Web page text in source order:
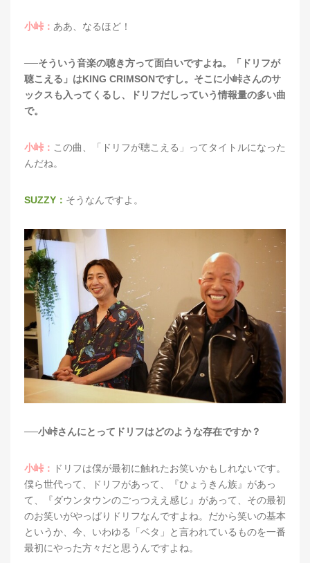
小峠： ああ、なるほど！
──そういう音楽の聴き方って面白いですよね。「ドリフが
聴こえる」はKING CRIMSONですし。そこに小峠さんのサ
ックスも入ってくるし、ドリフだしっていう情報量の多い曲
で。
小峠： この曲、「ドリフが聴こえる」ってタイトルになった
んだね。
SUZZY： そうなんですよ。
──小峠さんにとってドリフはどのような存在ですか？
小峠：
ドリフは僕が最初に触れたお笑いかもしれないです。
僕ら世代って、ドリフがあって、『ひょうきん族』があっ
て、『ダウンタウンのごっつええ感じ』があって、その最初
のお笑いがやっぱりドリフなんですよね。だから笑いの基本
というか、今、いわゆる「ベタ」と言われているものを一番
最初にやった方々だと思うんですよね。